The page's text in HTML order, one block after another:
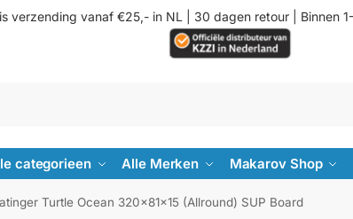
verzending vanaf €25,- in NL | 30 dagen retour | Binnen
categorieen Alle Merken Makarov Shop
Turtle Ocean 320x81x15 (Allround) SUP Board